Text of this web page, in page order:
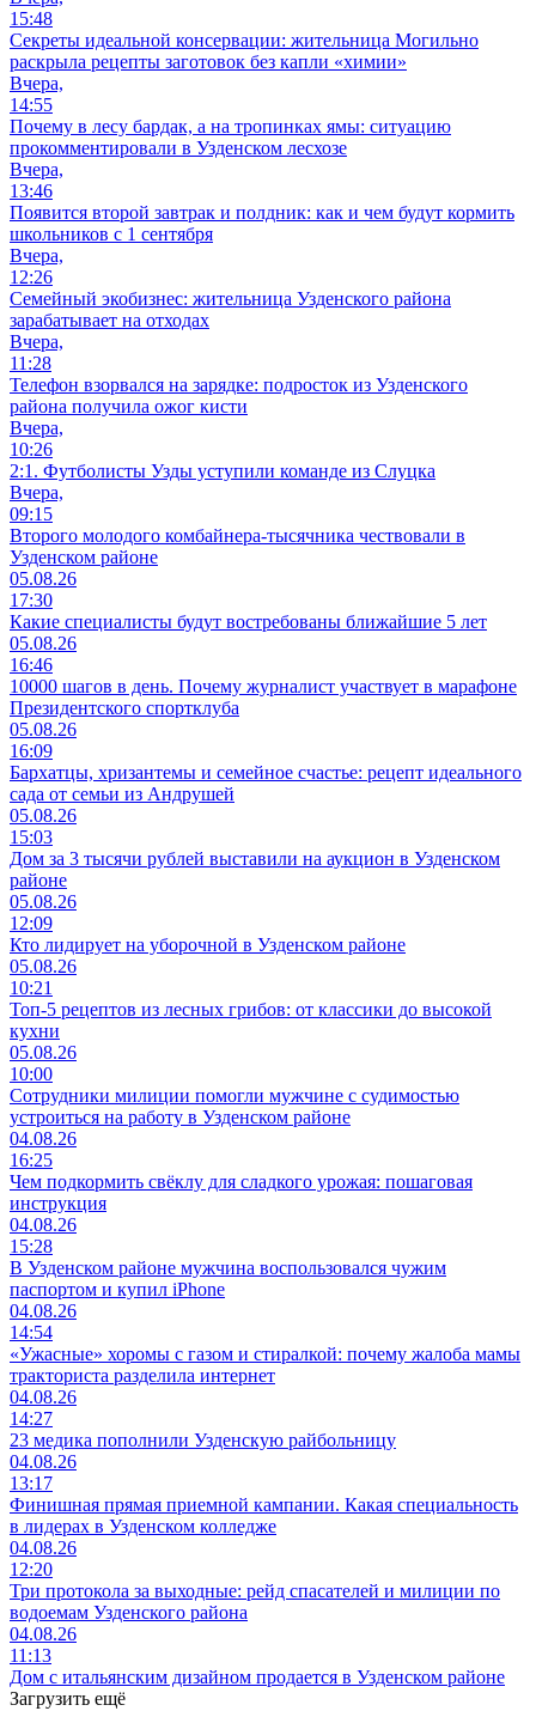
15:48
Секреты идеальной консервации: жительница Могильно
раскрыла рецепты заготовок без капли «химии»
Вчера,
14:55
Почему в лесу бардак, а на тропинках ямы: ситуацию
прокомментировали в Узденском лесхозе
Вчера,
13:46
Появится второй завтрак и полдник: как и чем будут кормить
школьников с 1 сентября
Вчера,
12:26
Семейный экобизнес: жительница Узденского района
зарабатывает на отходах
Вчера,
11:28
Телефон взорвался на зарядке: подросток из Узденского
района получила ожог кисти
Вчера,
10:26
2:1. Футболисты Узды уступили команде из Слуцка
Вчера,
09:15
Второго молодого комбайнера-тысячника чествовали в
Узденском районе
05.08.26
17:30
Какие специалисты будут востребованы ближайшие 5 лет
05.08.26
16:46
10000 шагов в день. Почему журналист участвует в марафоне
Президентского спортклуба
05.08.26
16:09
Бархатцы, хризантемы и семейное счастье: рецепт идеального
сада от семьи из Андрушей
05.08.26
15:03
Дом за 3 тысячи рублей выставили на аукцион в Узденском
районе
05.08.26
12:09
Кто лидирует на уборочной в Узденском районе
05.08.26
10:21
Топ-5 рецептов из лесных грибов: от классики до высокой
кухни
05.08.26
10:00
Сотрудники милиции помогли мужчине с судимостью
устроиться на работу в Узденском районе
04.08.26
16:25
Чем подкормить свёклу для сладкого урожая: пошаговая
инструкция
04.08.26
15:28
В Узденском районе мужчина воспользовался чужим
паспортом и купил iPhone
04.08.26
14:54
«Ужасные» хоромы с газом и стиралкой: почему жалоба мамы
тракториста разделила интернет
04.08.26
14:27
23 медика пополнили Узденскую райбольницу
04.08.26
13:17
Финишная прямая приемной кампании. Какая специальность
в лидерах в Узденском колледже
04.08.26
12:20
Три протокола за выходные: рейд спасателей и милиции по
водоемам Узденского района
04.08.26
11:13
Дом с итальянским дизайном продается в Узденском районе
Загрузить ещё